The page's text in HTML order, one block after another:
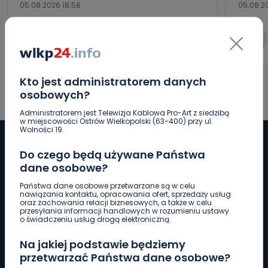
Kto jest administratorem danych
osobowych?
Administratorem jest Telewizja Kablowa Pro-Art z siedzibą
w miejscowości Ostrów Wielkopolski (63-400) przy ul.
Wolności 19.
Do czego będą używane Państwa
dane osobowe?
Państwa dane osobowe przetwarzane są w celu
nawiązania kontaktu, opracowania ofert, sprzedaży usług
oraz zachowania relacji biznesowych, a także w celu
przesyłania informacji handlowych w rozumieniu ustawy
o świadczeniu usług drogą elektroniczną.
Na jakiej podstawie będziemy
przetwarzać Państwa dane osobowe?
05.08.2026 18:58
LINIA INTERWENCYJNA
661 997 997
REDAKCJA